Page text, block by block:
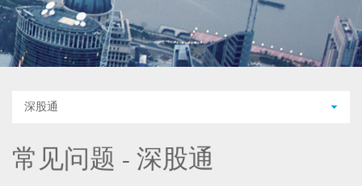
深股通
常见问题 - 深股通